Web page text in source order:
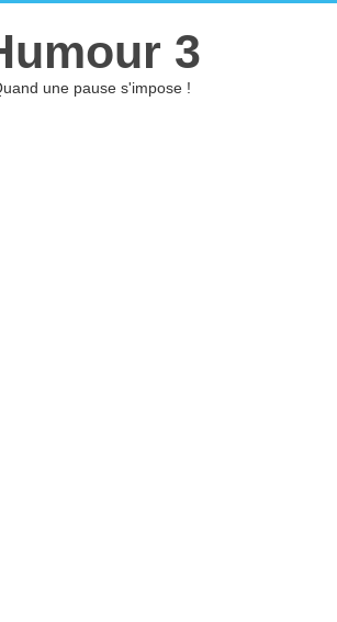
3
une pause s'impose !